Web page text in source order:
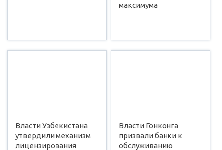
максимума
Власти Узбекистана
утвердили механизм
лицензирования
Власти Гонконга
призвали банки к
обслуживанию